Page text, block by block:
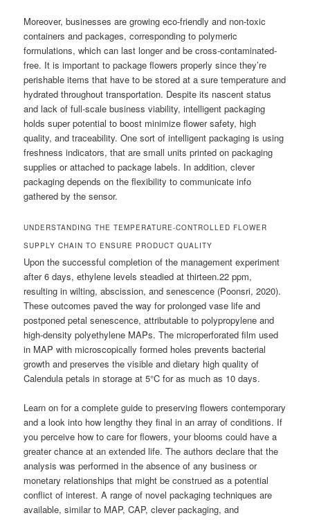
Moreover, businesses are growing eco-friendly and non-toxic
containers and packages, corresponding to polymeric
formulations, which can last longer and be cross-contaminated-
free. It is important to package flowers properly since they’re
perishable items that have to be stored at a sure temperature and
hydrated throughout transportation. Despite its nascent status
and lack of full-scale business viability, intelligent packaging
holds super potential to boost minimize flower safety, high
quality, and traceability. One sort of intelligent packaging is using
freshness indicators, that are small units printed on packaging
supplies or attached to package labels. In addition, clever
packaging depends on the flexibility to communicate info
gathered by the sensor.
UNDERSTANDING THE TEMPERATURE-CONTROLLED FLOWER
SUPPLY CHAIN TO ENSURE PRODUCT QUALITY
Upon the successful completion of the management experiment
after 6 days, ethylene levels steadied at thirteen.22 ppm,
resulting in wilting, abscission, and senescence (Poonsri, 2020).
These outcomes paved the way for prolonged vase life and
postponed petal senescence, attributable to polypropylene and
high-density polyethylene MAPs. The microperforated film used
in MAP with microscopically formed holes prevents bacterial
growth and preserves the visible and dietary high quality of
Calendula petals in storage at 5°C for as much as 10 days.
Learn on for a complete guide to preserving flowers contemporary
and a look into how lengthy they final in an array of conditions. If
you perceive how to care for flowers, your blooms could have a
greater chance at an extended life. The authors declare that the
analysis was performed in the absence of any business or
monetary relationships that might be construed as a potential
conflict of interest. A range of novel packaging techniques are
available, similar to MAP, CAP, clever packaging, and